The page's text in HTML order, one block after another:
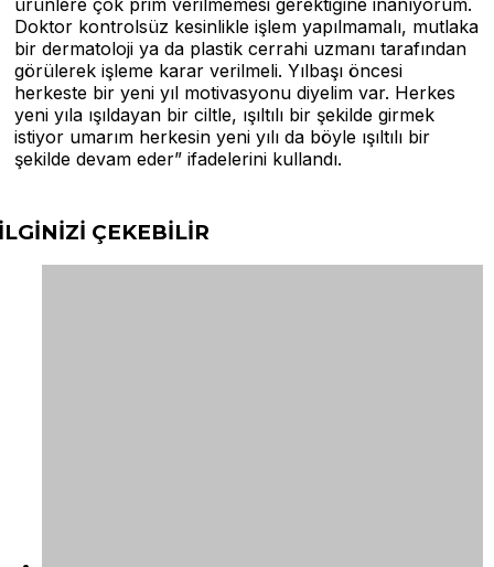
ürünlere çok prim verilmemesi gerektiğine inanıyorum.
Doktor kontrolsüz kesinlikle işlem yapılmamalı, mutlaka
bir dermatoloji ya da plastik cerrahi uzmanı tarafından
görülerek işleme karar verilmeli. Yılbaşı öncesi
herkeste bir yeni yıl motivasyonu diyelim var. Herkes
yeni yıla ışıldayan bir ciltle, ışıltılı bir şekilde girmek
istiyor umarım herkesin yeni yılı da böyle ışıltılı bir
şekilde devam eder” ifadelerini kullandı.
ÇEKEBİLİR